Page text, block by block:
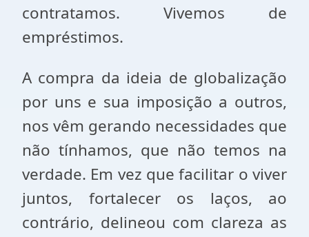
contratamos. Vivemos de
empréstimos.
A compra da ideia de globalização
por uns e sua imposição a outros,
nos vêm gerando necessidades que
não tínhamos, que não temos na
verdade. Em vez que facilitar o viver
juntos, fortalecer os laços, ao
contrário, delineou com clareza as